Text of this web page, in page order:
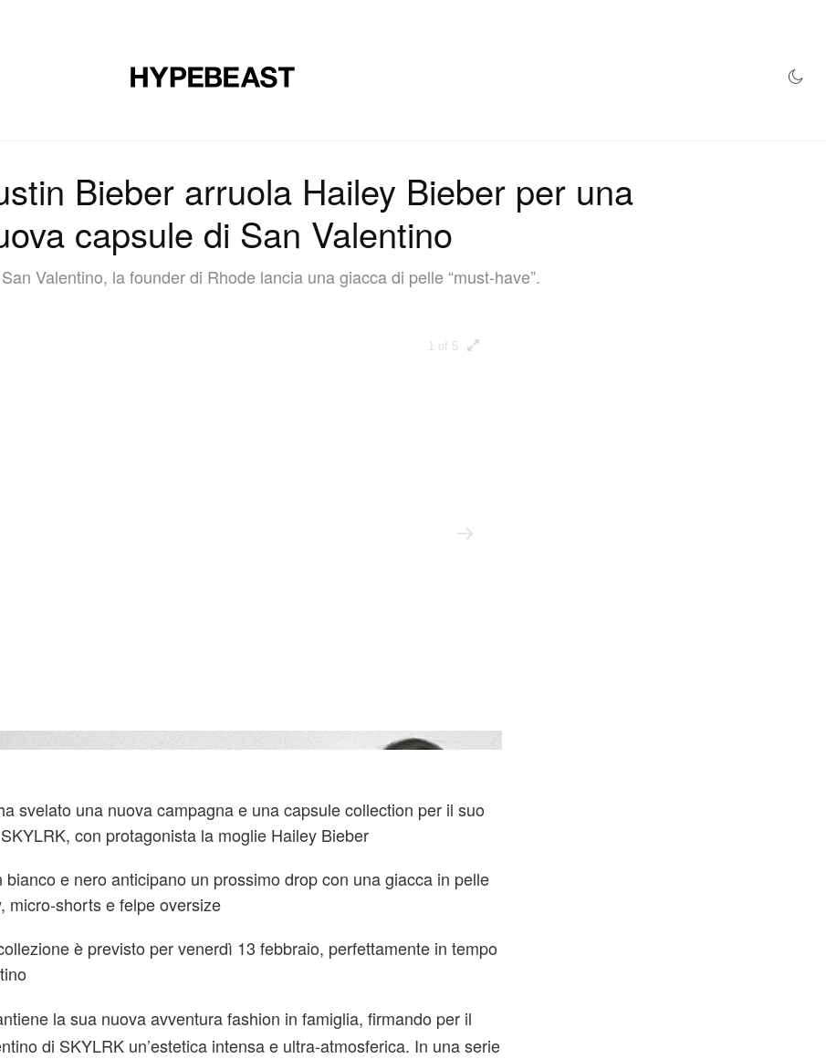
Bieber arruola Hailey Bieber per una
capsule di San Valentino
Valentino, la founder di Rhode lancia una giacca di pelle “must-have”.
1 of 5
svelato una nuova campagna e una capsule collection per il suo
con protagonista la moglie Hailey Bieber
bianco e nero anticipano un prossimo drop con una giacca in pelle
micro-shorts e felpe oversize
è previsto per venerdì 13 febbraio, perfettamente in tempo
la sua nuova avventura fashion in famiglia, firmando per il
di SKYLRK un’estetica intensa e ultra-atmosferica. In una serie